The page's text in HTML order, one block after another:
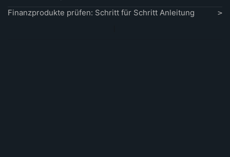
Finanzprodukte prüfen: Schritt für Schritt Anleitung